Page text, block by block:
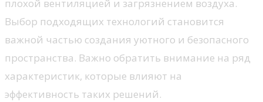
плохой вентиляцией и загрязнением воздуха.
Выбор подходящих технологий становится
важной частью создания уютного и безопасного
пространства. Важно обратить внимание на ряд
характеристик, которые влияют на
эффективность таких решений.